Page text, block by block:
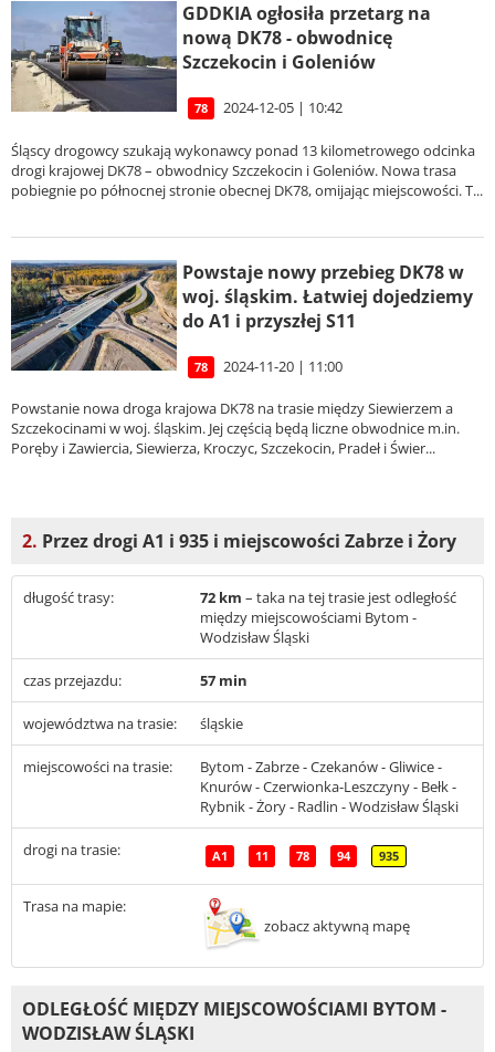
GDDKIA ogłosiła przetarg na
nową DK78 - obwodnicę
Szczekocin i Goleniów
78 2024-12-05 | 10:42
Śląscy drogowcy szukają wykonawcy ponad 13 kilometrowego odcinka
drogi krajowej DK78 – obwodnicy Szczekocin i Goleniów. Nowa trasa
pobiegnie po północnej stronie obecnej DK78, omijając miejscowości. T...
Powstaje nowy przebieg DK78 w
woj. śląskim. Łatwiej dojedziemy
do A1 i przyszłej S11
78 2024-11-20 | 11:00
Powstanie nowa droga krajowa DK78 na trasie między Siewierzem a
Szczekocinami w woj. śląskim. Jej częścią będą liczne obwodnice m.in.
Poręby i Zawiercia, Siewierza, Kroczyc, Szczekocin, Pradeł i Świer...
2. Przez drogi A1 i 935 i miejscowości Zabrze i Żory
długość trasy: 72 km – taka na tej trasie jest odległość
między miejscowościami Bytom -
Wodzisław Śląski
czas przejazdu: 57 min
województwa na trasie: śląskie
miejscowości na trasie:
Bytom - Zabrze - Czekanów - Gliwice -
Knurów - Czerwionka-Leszczyny - Bełk -
Rybnik - Żory - Radlin - Wodzisław Śląski
drogi na trasie: A1 11 78 94 935
Trasa na mapie:
zobacz aktywną mapę
ODLEGŁOŚĆ MIĘDZY MIEJSCOWOŚCIAMI BYTOM -
WODZISŁAW ŚLĄSKI